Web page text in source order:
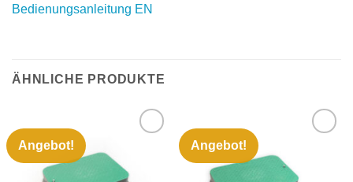
Bedienungsanleitung EN
ÄHNLICHE PRODUKTE
Angebot!
Wunschliste
hinzufügen
Angebot!
hinzufügen